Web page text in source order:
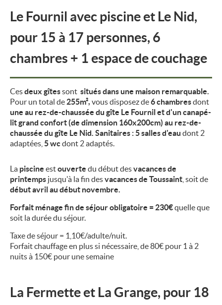
Le Fournil avec piscine et Le Nid,
pour 15 à 17 personnes, 6
chambres + 1 espace de couchage
Cesdeux gîtessont situés dans une maison remarquable.
Pour un total de 255m², vous disposez de6 chambresdont
une au rez-de-chaussée du gîte Le Fournil et d'un canapé-
lit grand confort (de dimension 160x200cm) au rez-de-
chaussée du gîte Le Nid. Sanitaires : 5 salles d'eau dont 2
adaptées, 5 wcdont 2 adaptés.
La piscine estouverte du début desvacances de
printemps jusqu'à la fin desvacances de Toussaint , soit de
début avril au début novembre.
Forfait ménage fin de séjour obligatoire = 230€quelle que
soit la durée du séjour.
Taxe de séjour = 1,10€/adulte/nuit.
Forfait chauffage en plus si nécessaire, de 80€ pour 1 à 2
nuits à 150€ pour une semaine
La Fermette et La Grange, pour 18